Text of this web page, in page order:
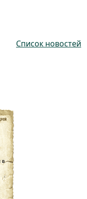
Список новостей